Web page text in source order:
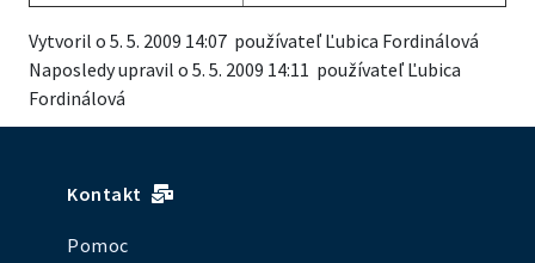
Vytvoril o 5. 5. 2009 14:07 používateľ Ľubica Fordinálová
Naposledy upravil o 5. 5. 2009 14:11 používateľ Ľubica
Fordinálová
Kontakt
Pomoc